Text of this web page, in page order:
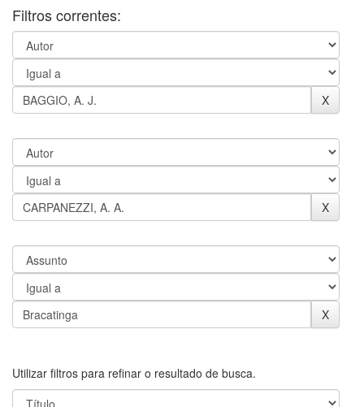
Filtros correntes:
Utilizar filtros para refinar o resultado de busca.